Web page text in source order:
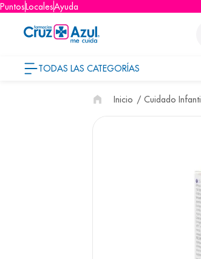
PuntosLocalesAyuda
TODAS LAS CATEGORÍAS
Cuidado Infantil